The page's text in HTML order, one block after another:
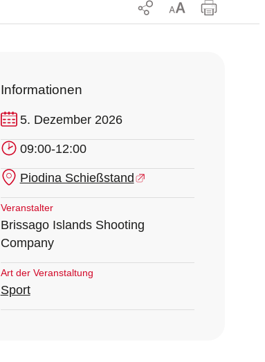
Informationen
5. Dezember 2026
09:00-12:00
Piodina Schießstand
Veranstalter
Brissago Islands Shooting
Company
Art der Veranstaltung
Sport